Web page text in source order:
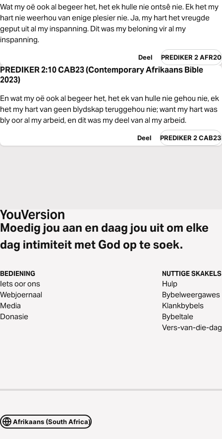
Wat my oë ook al begeer het, het ek hulle nie ontsê nie. Ek het my
hart nie weerhou van enige plesier nie. Ja, my hart het vreugde
geput uit al my inspanning. Dit was my beloning vir al my
inspanning.
Deel PREDIKER 2 AFR20
PREDIKER 2:10 CAB23 (Contemporary Afrikaans Bible
2023)
En wat my oë ook al begeer het, het ek van hulle nie gehou nie, ek
het my hart van geen blydskap teruggehou nie; want my hart was
bly oor al my arbeid, en dit was my deel van al my arbeid.
Deel PREDIKER 2 CAB23
Moedig jou aan en daag jou uit om elke
dag intimiteit met God op te soek.
BEDIENING
Iets oor ons
Webjoernaal
Media
Donasie
NUTTIGE SKAKELS
Hulp
Bybelweergawes
Klankbybels
Bybeltale
Vers-van-die-dag
Afrikaans (South Africa)